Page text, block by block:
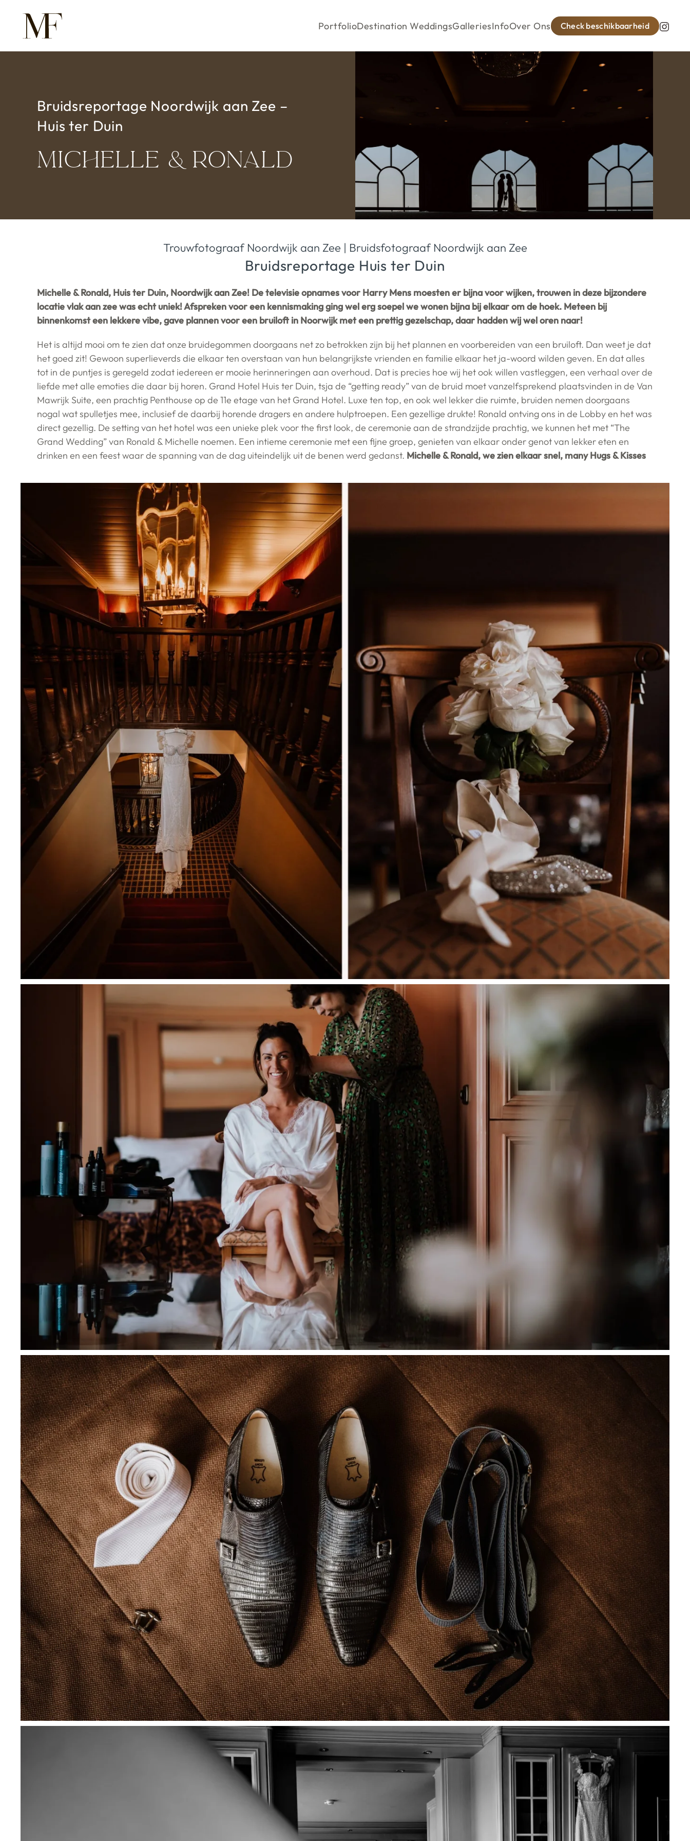
Overslaan en naar de inhoud gaan PortfolioDestination WeddingsGalleriesInfoOver Ons Check beschikbaarheid
Bruidsreportage Noordwijk aan Zee –
Huis ter Duin
Michelle & Ronald
Trouwfotograaf Noordwijk aan Zee | Bruidsfotograaf Noordwijk aan Zee
Bruidsreportage Huis ter Duin
Michelle & Ronald, Huis ter Duin, Noordwijk aan Zee! De televisie opnames voor Harry Mens moesten er bijna voor wijken, trouwen in deze bijzondere
locatie vlak aan zee was echt uniek! Afspreken voor een kennismaking ging wel erg soepel we wonen bijna bij elkaar om de hoek. Meteen bij
binnenkomst een lekkere vibe, gave plannen voor een bruiloft in Noorwijk met een prettig gezelschap, daar hadden wij wel oren naar!
Het is altijd mooi om te zien dat onze bruidegommen doorgaans net zo betrokken zijn bij het plannen en voorbereiden van een bruiloft. Dan weet je dat
het goed zit! Gewoon superlieverds die elkaar ten overstaan van hun belangrijkste vrienden en familie elkaar het ja-woord wilden geven. En dat alles
tot in de puntjes is geregeld zodat iedereen er mooie herinneringen aan overhoud. Dat is precies hoe wij het ook willen vastleggen, een verhaal over de
liefde met alle emoties die daar bij horen. Grand Hotel Huis ter Duin, tsja de “getting ready” van de bruid moet vanzelfsprekend plaatsvinden in de Van
Mawrijk Suite, een prachtig Penthouse op de 11e etage van het Grand Hotel. Luxe ten top, en ook wel lekker die ruimte, bruiden nemen doorgaans
nogal wat spulletjes mee, inclusief de daarbij horende dragers en andere hulptroepen. Een gezellige drukte! Ronald ontving ons in de Lobby en het was
direct gezellig. De setting van het hotel was een unieke plek voor the first look, de ceremonie aan de strandzijde prachtig, we kunnen het met “The
Grand Wedding” van Ronald & Michelle noemen. Een intieme ceremonie met een fijne groep, genieten van elkaar onder genot van lekker eten en
drinken en een feest waar de spanning van de dag uiteindelijk uit de benen werd gedanst. Michelle & Ronald, we zien elkaar snel, many Hugs & Kisses